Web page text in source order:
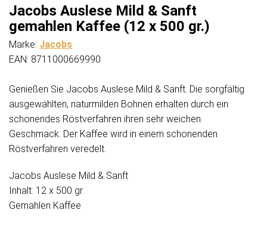
Jacobs Auslese Mild & Sanft
gemahlen Kaffee (12 x 500 gr.)
Marke: Jacobs
EAN: 8711000669990
Genießen Sie Jacobs Auslese Mild & Sanft. Die sorgfältig
ausgewählten, naturmilden Bohnen erhalten durch ein
schonendes Röstverfahren ihren sehr weichen
Geschmack. Der Kaffee wird in einem schonenden
Röstverfahren veredelt.
Jacobs Auslese Mild & Sanft
Inhalt: 12 x 500 gr.
Gemahlen Kaffee